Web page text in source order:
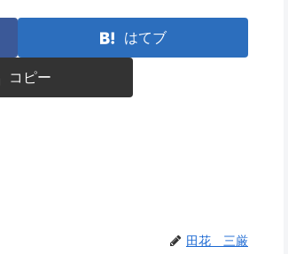
はてブ
コピー
田花 三厳